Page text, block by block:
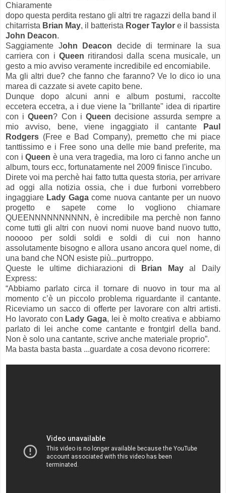
Chiaramente
dopo questa perdita restano gli altri tre ragazzi della band il
chitarrista Brian May, il batterista Roger Taylor e il bassista
John Deacon.
Saggiamente John Deacon decide di terminare la sua
carriera con i Queen ritirandosi dalla scena musicale, un
gesto a mio avviso veramente incredibile ed encomiabile.
Ma gli altri due? che fanno che faranno? Ve lo dico io una
marea di cazzate si avete capito bene.
Dunque dopo alcuni anni e album postumi, raccolte
eccetera eccetra, a i due viene la "brillante" idea di ripartire
con iQueen? Con iQueen decisione assurda sempre a
mio avviso, bene, viene ingaggiato il cantante
Paul
Rodgers (Free e Bad Company), premetto che mi piace
tanttissimo e i Free sono una delle mie band preferite, ma
con i Queen è una vera tragedia, ma loro ci fanno anche un
album, tours ecc, fortunatamente nel 2009 finisce l'incubo.
Direte voi ma perchè hai fatto tutta questa storia, per arrivare
ad oggi alla notizia ossia, che i due furboni vorrebbero
ingaggiare Lady Gagacome nuova cantante per un nuovo
progetto e sapete come lo vogliono chiamare
QUEENNNNNNNNNN, è incredibile ma perchè non fanno
come tutti gli altri con nuovi nomi nuove band nuovo tutto,
nooooo per soldi soldi e soldi di cui non hanno
assolutamente bisogno e allora usano ancora quel nome, di
una band che NON esiste più...purtroppo.
Queste le ultime dichiarazioni di
Brian Mayal Daily
Express:
“Abbiamo parlato circa il tornare di nuovo in tour ma al
momento c’è un piccolo problema riguardante il cantante.
Riceviamo un sacco di offerte per lavorare con altri artisti.
Ho lavorato con Lady Gaga, lei è molto creativa e abbiamo
parlato di lei anche come cantante e frontgirl della band.
Non è solo una cantante, scrive anche materiale proprio”.
Ma basta basta basta ...guardate a cosa devono ricorrere: